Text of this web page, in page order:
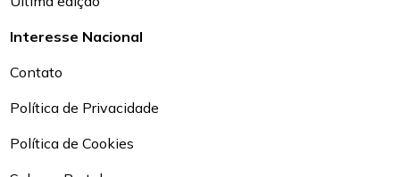
Interesse Nacional
Contato
Política de Privacidade
Política de Cookies